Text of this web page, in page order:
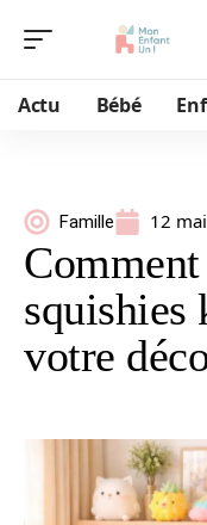
Actu Bébé
Famille 12
squishies
votre